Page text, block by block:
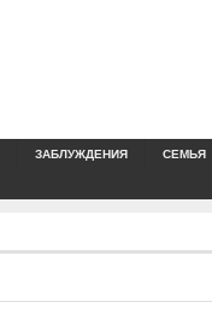
ЗАБЛУЖДЕНИЯ СЕМЬЯ